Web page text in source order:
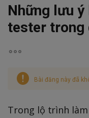
Những lưu ý
tester trong
Bài đăng này đã
Trong lộ trình